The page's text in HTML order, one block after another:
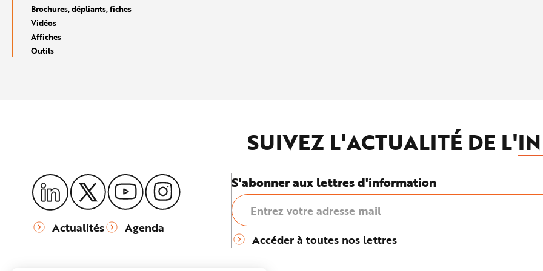
Brochures, dépliants, fiches
Vidéos
Affiches
Outils
SUIVEZ L'ACTUALITÉ DE L'
Actualités Agenda
S'abonner aux lettres d'information
Accéder à toutes nos lettres